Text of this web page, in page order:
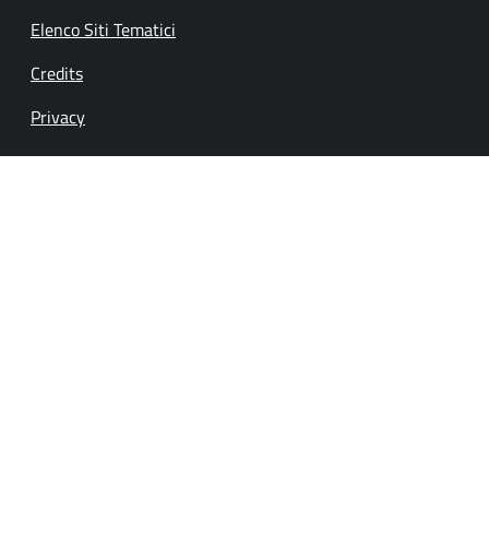
Elenco Siti Tematici
Credits
Privacy